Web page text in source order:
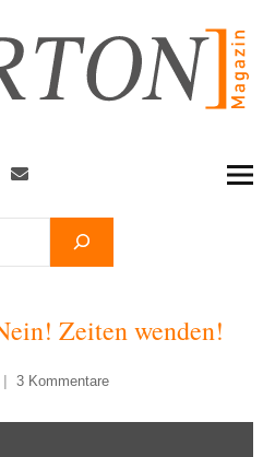
Zeiten wenden!
3 Kommentare